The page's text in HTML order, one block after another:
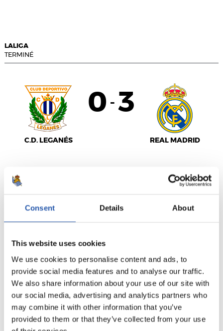
Consent Details About
This website uses cookies
We use cookies to personalise content and ads, to
provide social media features and to analyse our traffic.
We also share information about your use of our site with
our social media, advertising and analytics partners who
may combine it with other information that you’ve
provided to them or that they’ve collected from your use
LALIGA
TERMINÉ
C.D. LEGANÉS
0 - 3
REAL MADRID
C.A. OSASUNA
2
VILLARREAL C.F.